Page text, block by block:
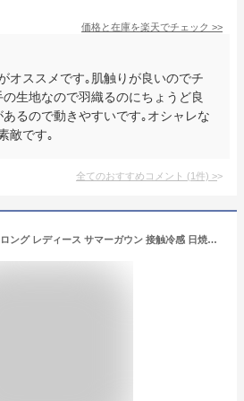
価格と在庫を楽天でチェック >>
オススメです｡肌触りが良いのでチ
生地なので羽織るのにちょうど良
るので動きやすいです｡オシャレな
敵です｡
全てのおすすめコメント (1件) >
シアーカーディガン ロング レディース サマーガウン 接触冷感 日焼け防止 直射日光防止 水着 カバーウェア 体型カバー シースルー シフォン素材 軽量 可愛い シンプル ブラック ホワイト シースルー エアコン 冷え対策 あす楽対応【メール便送料無料】